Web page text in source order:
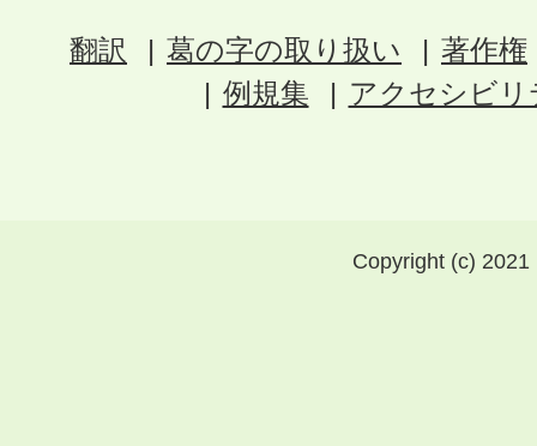
翻訳 葛の字の取り扱い
著作権
例規集
アクセシビ
Copyright (c)